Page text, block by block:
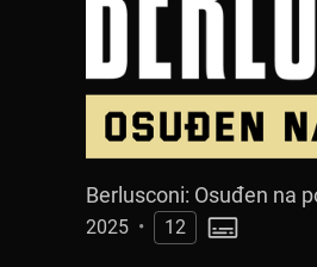
Berlusconi: Osuđen na
2025 • 12